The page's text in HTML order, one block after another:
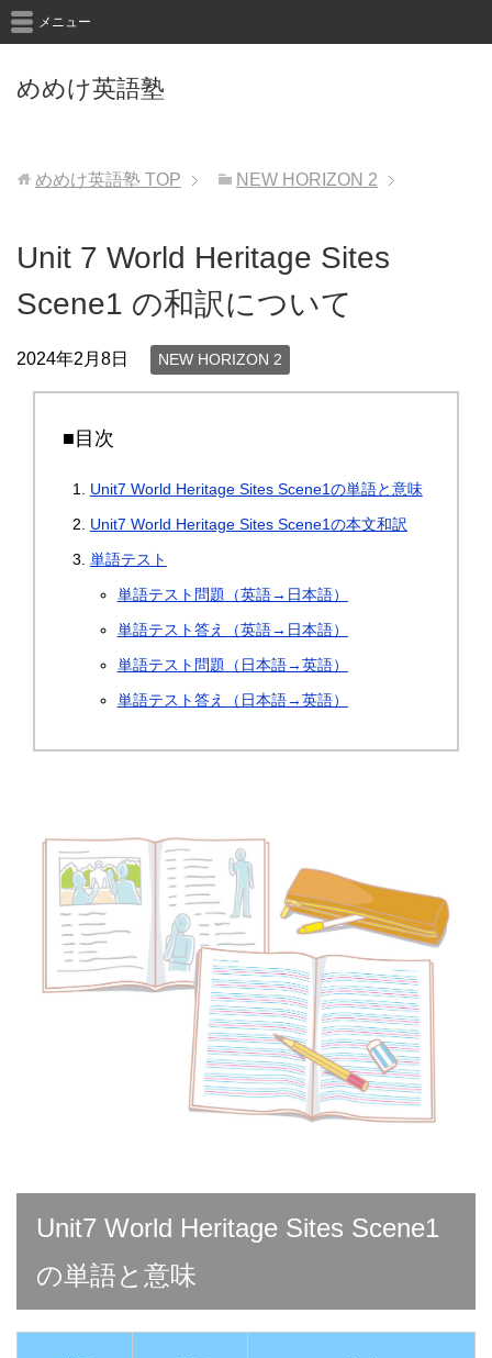
めめけ英語塾
メニュー
めめけ英語塾 TOP NEW HORIZON 2
Unit 7 World Heritage Sites
Scene1 の和訳について
2024年2月8日 NEW HORIZON 2
■目次
Unit7 World Heritage Sites Scene1の単語と意味
Unit7 World Heritage Sites Scene1の本文和訳
単語テスト
単語テスト問題（英語→日本語）
単語テスト答え（英語→日本語）
単語テスト問題（日本語→英語）
単語テスト答え（日本語→英語）
Unit7 World Heritage Sites Scene1
の単語と意味